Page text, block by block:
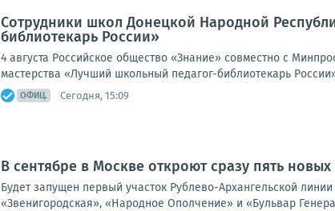
Сотрудники школ Донецкой Народной
библиотекарь России»
4 августа Российское общество «Знание» совместно с
мастерства «Лучший школьный педагог-библиотекарь
ОФИЦ. Сегодня, 15:09
В сентябре в Москве откроют сразу пять
Будет запущен первый участок Рублево-Архангельской
«Звенигородская», «Народное Ополчение» и «Бульвар